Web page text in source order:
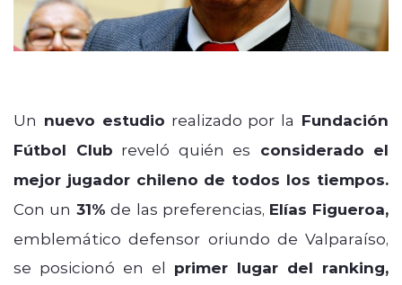
Un nuevo estudio realizado por la Fundación
Fútbol Club reveló quién es considerado el
mejor jugador chileno de todos los tiempos.
Con un 31% de las preferencias, Elías Figueroa,
emblemático defensor oriundo de Valparaíso,
se posicionó en el primer lugar del ranking,